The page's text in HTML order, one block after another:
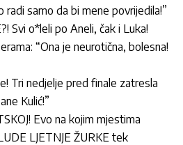
radi samo da bi mene povrijedila!”
Svi o*leli po Aneli, čak i Luka!
“Ona je neurotična, bolesna!
Tri nedjelje pred finale zatresla
Kulić!”
Evo na kojim mjestima
LJETNJE ŽURKE tek